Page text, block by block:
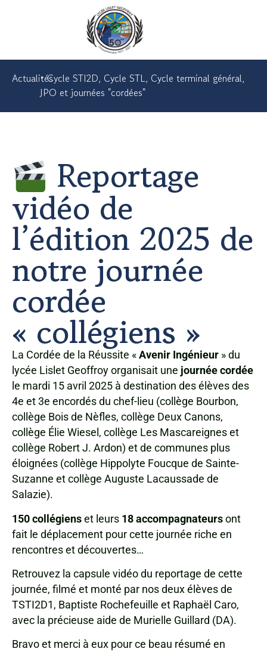
Actualités
•Cycle STI2D, Cycle STL, Cycle terminal général,
JPO et journées "cordées"
Reportage
vidéo de
l’édition 2025 de
notre journée
cordée
« collégiens »
La Cordée de la Réussite « Avenir Ingénieur » du
lycée Lislet Geoffroy organisait une journée cordée
le mardi 15 avril 2025 à destination des élèves des
4e et 3e encordés du chef-lieu (collège Bourbon,
collège Bois de Nèfles, collège Deux Canons,
collège Élie Wiesel, collège Les Mascareignes et
collège Robert J. Ardon) et de communes plus
éloignées (collège Hippolyte Foucque de Sainte-
Suzanne et collège Auguste Lacaussade de
Salazie).
150 collégiens et leurs 18 accompagnateurs ont
fait le déplacement pour cette journée riche en
rencontres et découvertes…
Retrouvez la capsule vidéo du reportage de cette
journée, filmé et monté par nos deux élèves de
TSTI2D1, Baptiste Rochefeuille et Raphaël Caro,
avec la précieuse aide de Murielle Guillard (DA).
Bravo et merci à eux pour ce beau résumé en